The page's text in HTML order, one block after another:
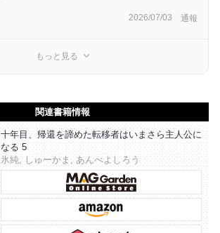
2026/07/03 通報
もっと見る
関連書籍情報
十年目、帰還を諦めた転移者はいまさら主人公に
なる 5
氷純, しゅーかま, あんべよしろう